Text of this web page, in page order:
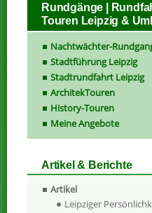
Rundgänge |
Touren Leipzig &
Nachtwächter-
Stadtführung Leipzig
Stadtrundfahrt Leipzig
ArchitekTouren
History-Touren
Meine Angebote
Artikel & Berichte
Artikel
Leipziger